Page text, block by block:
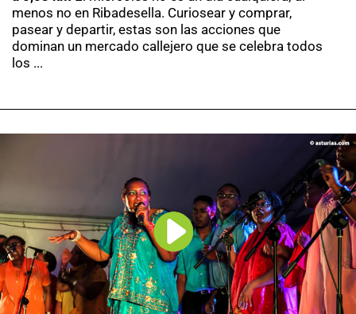
menos no en Ribadesella. Curiosear y comprar,
pasear y departir, estas son las acciones que
dominan un mercado callejero que se celebra todos
los ...